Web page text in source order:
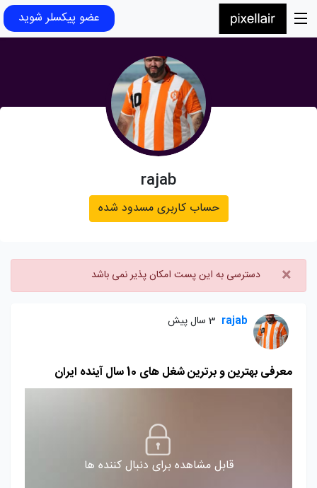
عضو پیکسلر شوید
rajab
حساب کاربری مسدود شده
× دسترسی به این پست امکان پذیر نمی باشد
rajab 3 سال پیش
معرفی بهترین و برترین شغل های 10 سال آینده ایران
قابل مشاهده برای دنبال کننده ها